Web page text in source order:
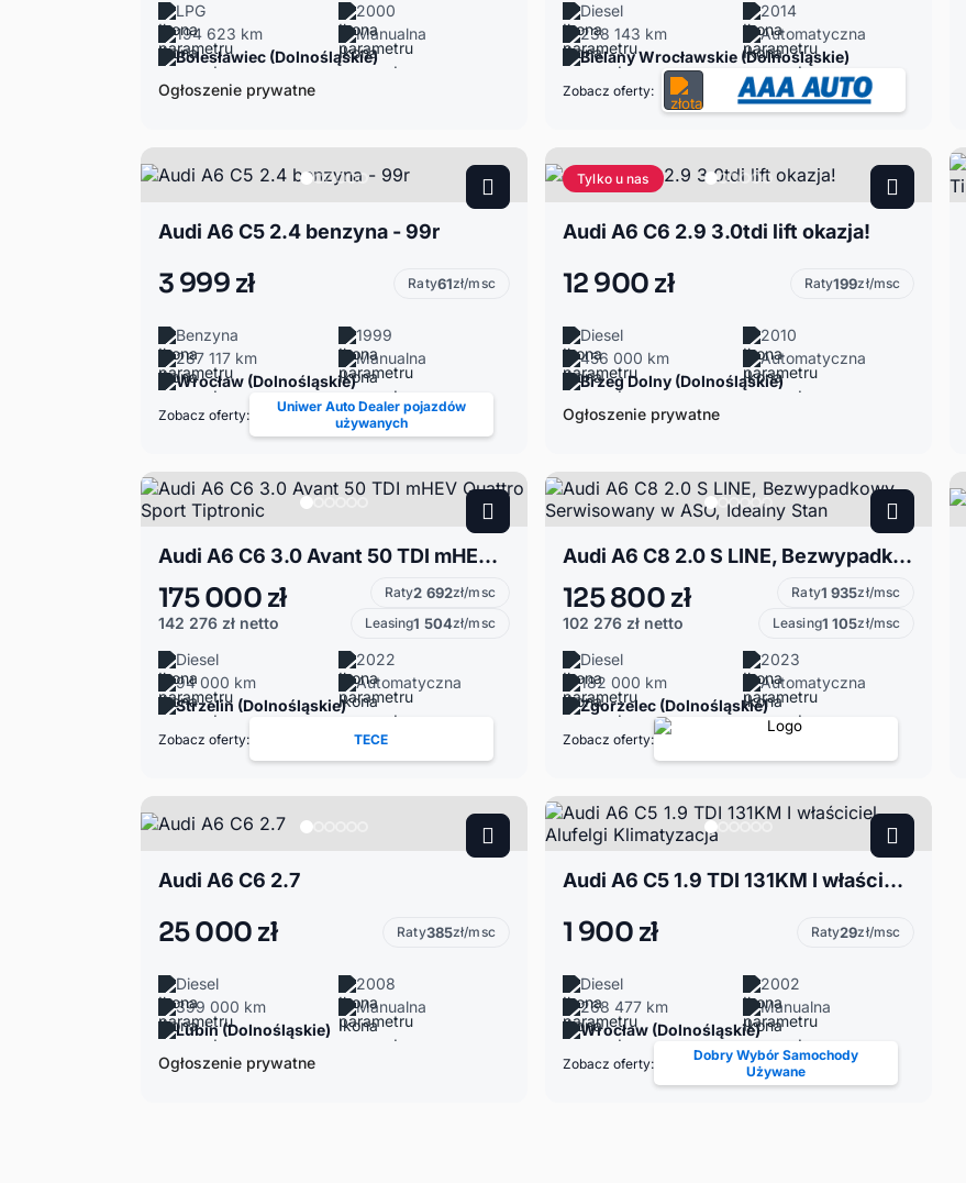
LPG
2000
194 623 km
Manualna
Bolesławiec (Dolnośląskie)
Ogłoszenie prywatne
Diesel
2014
238 143 km
Automatyczna
Bielany Wrocławskie (Dolnośląskie)
Zobacz oferty:
Audi A6 C5 2.4 benzyna - 99r
3 999 zł Raty61zł/msc
Benzyna
1999
287 117 km
Manualna
Wrocław (Dolnośląskie)
Zobacz oferty:
Uniwer Auto Dealer pojazdów
używanych
Tylko u nas
Audi A6 C6 2.9 3.0tdi lift okazja!
12 900 zł Raty199zł/msc
Diesel
2010
456 000 km
Automatyczna
Brzeg Dolny (Dolnośląskie)
Ogłoszenie prywatne
Audi A6 C6 3.0 Avant 50 TDI mHEV Quattro Sport Tiptronic
175 000 zł
142 276 zł netto
Raty2 692zł/msc
Leasing1 504zł/msc
Diesel
2022
94 000 km
Automatyczna
Strzelin (Dolnośląskie)
Zobacz oferty: TECE
Audi A6 C8 2.0 S LINE, Bezwypadkowy, Serwisowany w ASO, Idealny Stan
125 800 zł
102 276 zł netto
Raty1 935zł/msc
Leasing1 105zł/msc
Diesel
2023
182 000 km
Automatyczna
Zgorzelec (Dolnośląskie)
Zobacz oferty:
Audi A6 C6 2.7
25 000 zł Raty385zł/msc
Diesel
2008
399 000 km
Manualna
Lubin (Dolnośląskie)
Ogłoszenie prywatne
Audi A6 C5 1.9 TDI 131KM I właściciel Alufelgi Klimatyzacja
1 900 zł Raty29zł/msc
Diesel
2002
268 477 km
Manualna
Wrocław (Dolnośląskie)
Zobacz oferty:
Dobry Wybór Samochody
Używane